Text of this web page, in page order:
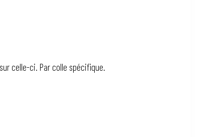
celle-ci. Par colle spécifique.